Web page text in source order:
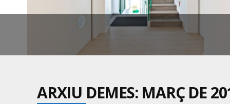
ARXIU DEMES: MARÇ DE